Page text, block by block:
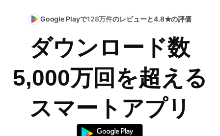
Google Playで128万件のレビューと4.8★の評価
ダウンロード数
5,000万回を超える
スマートアプリ